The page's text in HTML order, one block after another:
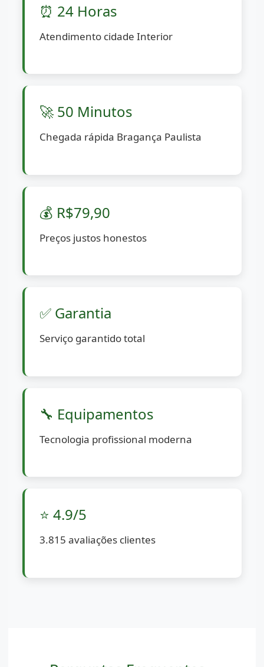
⏰ 24 Horas
Atendimento cidade Interior
🚀 50 Minutos
Chegada rápida Bragança Paulista
💰 R$79,90
Preços justos honestos
✅ Garantia
Serviço garantido total
🔧 Equipamentos
Tecnologia profissional moderna
⭐ 4.9/5
3.815 avaliações clientes